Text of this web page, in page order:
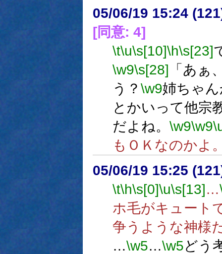
05/06/19 15:24
[同意: 4]
\t\u\s[10]\h\s[23]
\w9\s[28]
「あぁ
う？ \w9姉ちゃ
とかいって他宗
だよね。 \w9\w9
もＯＫなのかよ
05/06/19 15:25
\t\h\s[0]\u\s[13]…
ホ毛がキュート
争うような神様
…\w5…\w5どう